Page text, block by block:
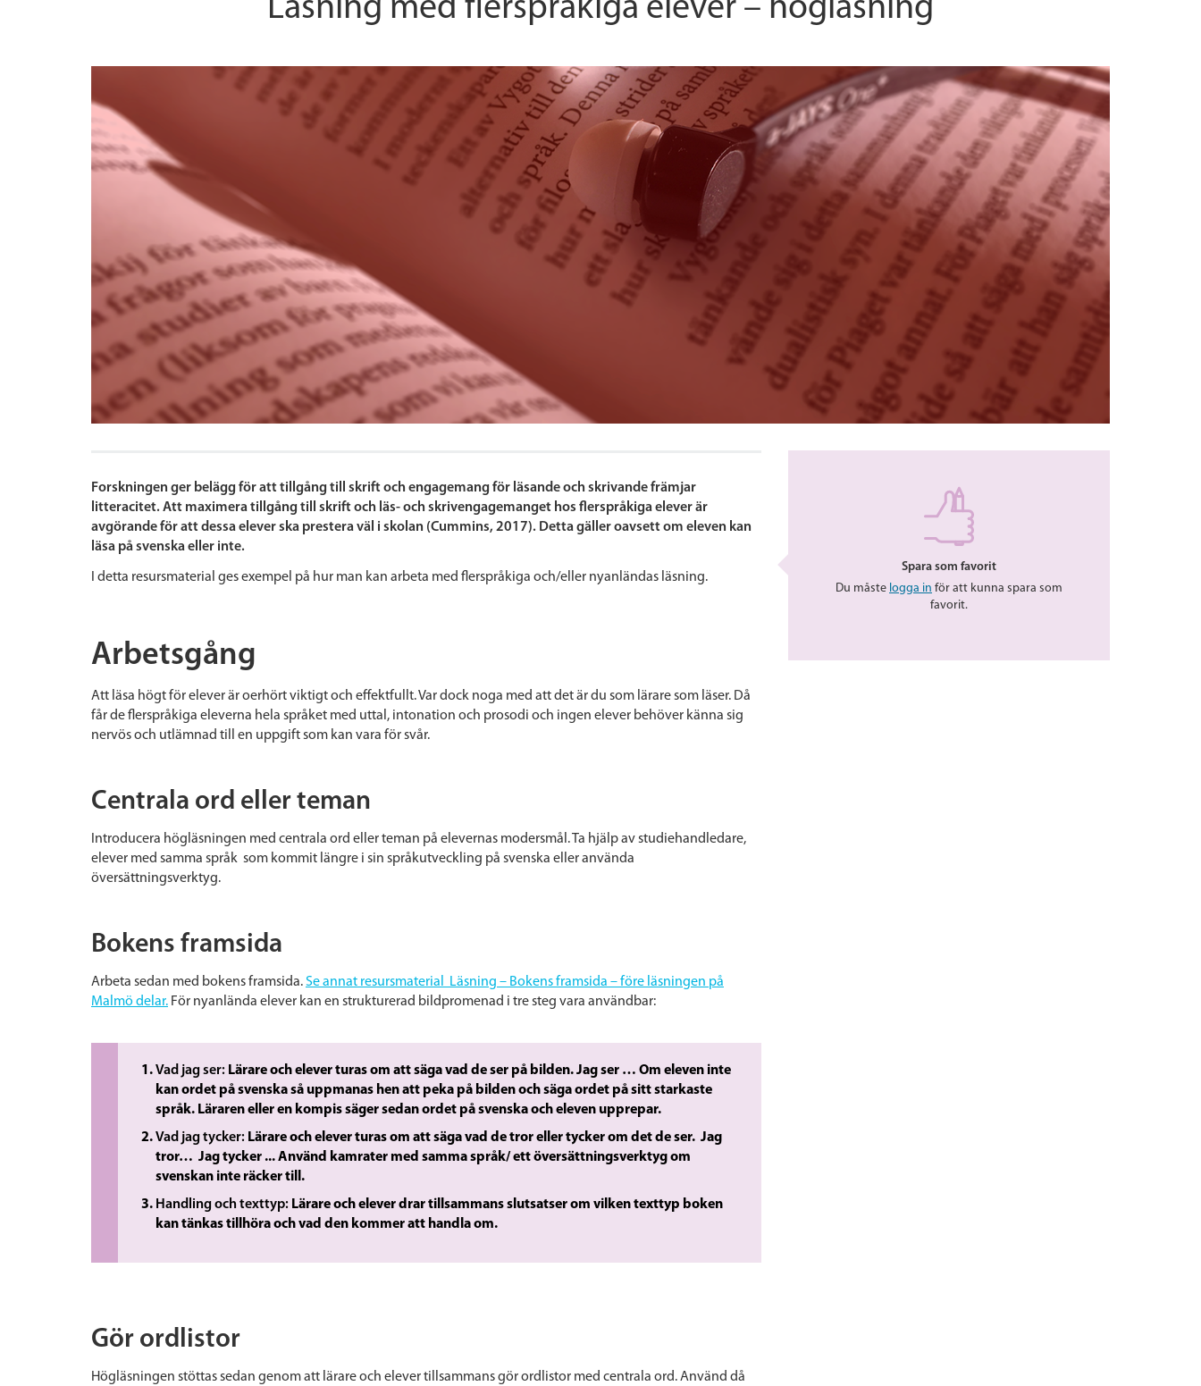
Läsning med flerspråkiga elever – högläsning
Forskningen ger belägg för att tillgång till skrift och engagemang för läsande och skrivande främjar
litteracitet. Att maximera tillgång till skrift och läs- och skrivengagemanget hos flerspråkiga elever är
avgörande för att dessa elever ska prestera väl i skolan (Cummins, 2017). Detta gäller oavsett om eleven kan
läsa på svenska eller inte.
I detta resursmaterial ges exempel på hur man kan arbeta med flerspråkiga och/eller nyanländas läsning.
Arbetsgång
Att läsa högt för elever är oerhört viktigt och effektfullt. Var dock noga med att det är du som lärare som läser. Då
får de flerspråkiga eleverna hela språket med uttal, intonation och prosodi och ingen elever behöver känna sig
nervös och utlämnad till en uppgift som kan vara för svår.
Centrala ord eller teman
Introducera högläsningen med centrala ord eller teman på elevernas modersmål.Ta hjälp av studiehandledare,
elever med samma språk som kommit längre i sin språkutveckling på svenska eller använda
översättningsverktyg.
Bokens framsida
Arbeta sedan med bokens framsida.Se annat resursmaterial Läsning – Bokens framsida – före läsningen på
Malmö delar. För nyanlända elever kan en strukturerad bildpromenad i tre steg vara användbar:
Vad jag ser: Lärare och elever turas om att säga vad de ser på bilden.Jag ser … Om eleven inte
kan ordet på svenska så uppmanas hen att peka på bilden och säga ordet på sitt starkaste
språk. Läraren eller en kompis säger sedan ordet på svenska och eleven upprepar.
Vad jag tycker: Lärare och elever turas om att säga vad de tror eller tycker om det de ser. Jag
tror… Jag tycker ... Använd kamrater med samma språk/ ett översättningsverktyg om
svenskan inte räcker till.
Handling och texttyp: Lärare och elever drar tillsammans slutsatser om vilken texttyp boken
kan tänkas tillhöra och vad den kommer att handla om.
Gör ordlistor
Högläsningen stöttas sedan genom att lärare och elever tillsammans görordlistor med centrala ord.Använd då
Spara som favorit
Du måste logga in för att kunna spara som
favorit.